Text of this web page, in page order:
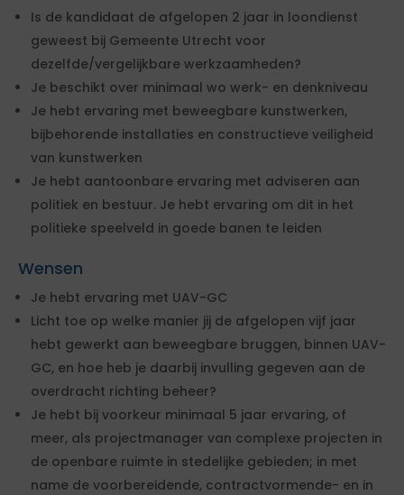
Is de kandidaat de afgelopen 2 jaar in loondienst
geweest bij Gemeente Utrecht voor
dezelfde/vergelijkbare werkzaamheden?
Je beschikt over minimaal wo werk- en denkniveau
Je hebt ervaring met beweegbare kunstwerken,
bijbehorende installaties en constructieve veiligheid
van kunstwerken
Je hebt aantoonbare ervaring met adviseren aan
politiek en bestuur. Je hebt ervaring om dit in het
politieke speelveld in goede banen te leiden
Wensen
Je hebt ervaring met UAV-GC
Licht toe op welke manier jij de afgelopen vijf jaar
hebt gewerkt aan beweegbare bruggen, binnen UAV-
GC, en hoe heb je daarbij invulling gegeven aan de
overdracht richting beheer?
Je hebt bij voorkeur minimaal 5 jaar ervaring, of
meer, als projectmanager van complexe projecten in
de openbare ruimte in stedelijke gebieden; in met
name de voorbereidende, contractvormende- en in